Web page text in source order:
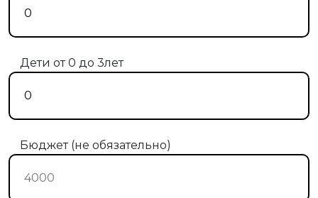
Дети от 0 до 3лет
Бюджет (не обязательно)